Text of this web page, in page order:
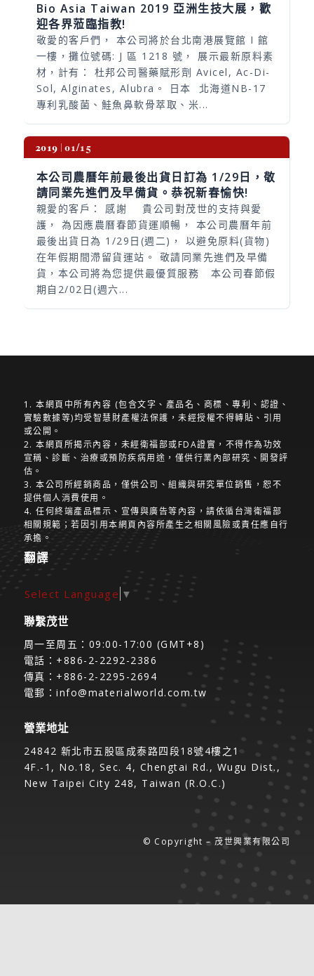
Bio Asia Taiwan 2019 亞洲生技大展，歡
迎各界蒞臨指教!
敬愛的客戶們， 本公司將於台北南港展覽館 I 館
一樓，攤位號碼: J 區 1218 號， 展示最新原料素
材，計有： 杜邦公司醫藥賦形劑 Avicel, Ac-Di-
Sol, Alginates, Alubra。 日本 北海道NB-17
專利乳酸菌、鮭魚鼻軟骨萃取、米...
2019 01/15
本公司農曆年前最後出貨日訂為 1/29日，敬
請同業先進們及早備貨。恭祝新春愉快!
親愛的客戶： 感謝 貴公司對茂世的支持與愛
護， 為因應農曆春節貨運順暢， 本公司農曆年前
最後出貨日為 1/29日(週二)， 以避免原料(貨物)
在年假期間滯留貨運站。 敬請同業先進們及早備
貨，本公司將為您提供最優質服務 本公司春節假
期自2/02日(週六...
1. 本網頁中所有內容 (包含文字、產品名、商標、專利、認證、
實驗數據等)均受智慧財產權法保護，未經授權不得轉貼、引用
或公開。
2. 本網頁所揭示內容，未經衛福部或FDA證實，不得作為功效
宣稱、診斷、治療或預防疾病用途，僅供行業內部研究、開發評
估。
3. 本公司所經銷商品，僅供公司、組織與研究單位銷售，恕不
提供個人消費使用。
4. 任何終端產品標示、宣傳與廣告等內容，請依循台灣衛福部
相關規範；若因引用本網頁內容所產生之相關風險或責任應自行
承擔。
翻譯
Select Language ▼
聯繫茂世
周一至周五：09:00-17:00 (GMT+8)
電話：+886-2-2292-2386
傳真：+886-2-2295-2694
電郵：info@materialworld.com.tw
營業地址
24842 新北市五股區成泰路四段18號4樓之1
4F.-1, No.18, Sec. 4, Chengtai Rd., Wugu Dist.,
New Taipei City 248, Taiwan (R.O.C.)
© Copyright – 茂世興業有限公司